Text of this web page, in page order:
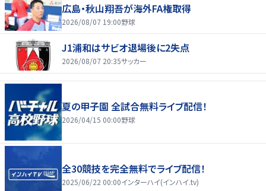
広島・秋山翔吾が海外FA権取得
2026/08/07 19:00野球
J1浦和はサビオ退場後に2失点
2026/08/07 20:35サッカー
夏の甲子園 全試合無料ライブ配信！
2026/04/15 00:00野球
全30競技を完全無料でライブ配信！
2025/06/22 00:00インターハイ(インハイ.tv)